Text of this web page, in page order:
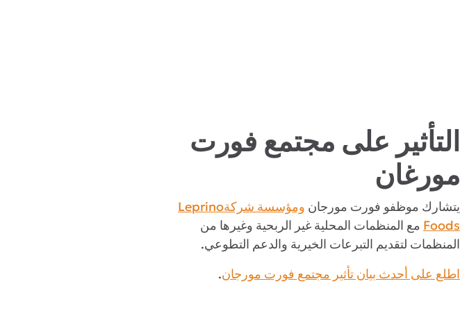
التأثير على مجتمع فورت
مورغان
يتشارك موظفو فورت مورجان
ومؤسسة شركةLeprino
Foods مع المنظمات المحلية غير الربحية وغيرها من
المنظمات لتقديم التبرعات الخيرية والدعم التطوعي.
اطلع على أحدث بيان تأثير مجتمع فورت مورجان.